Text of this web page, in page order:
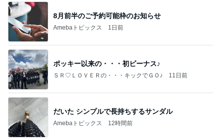
8月前半のご予約可能枠のお知らせ
Amebaトピックス 1日前
ポッキー以来の・・・初ビーナス♪
ＳＲ♡ＬＯＶＥＲの・・・キックでＧＯ♪ 11日前
だいた シンプルで長持ちするサンダル
Amebaトピックス 12時間前